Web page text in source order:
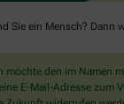
Sie ein Mensch? Dann
möchte den im Namen
E-Mail-Adresse zum